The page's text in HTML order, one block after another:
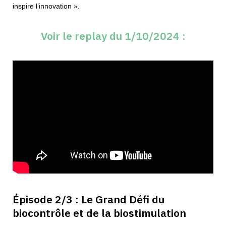
inspire l’innovation ».
Voir le replay du 1/10/2024 :
Épisode 2/3 : Le Grand Défi du
biocontrôle et de la biostimulation